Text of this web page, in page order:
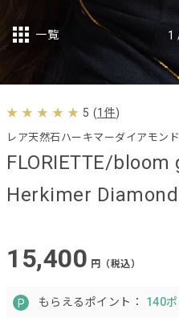
FLORIETTE/
Herkimer Diamond
レア天然石ハーキマーダイアモン
5 (1件)
15,400 円（税込）
もらえるポイント： 140
1
一覧